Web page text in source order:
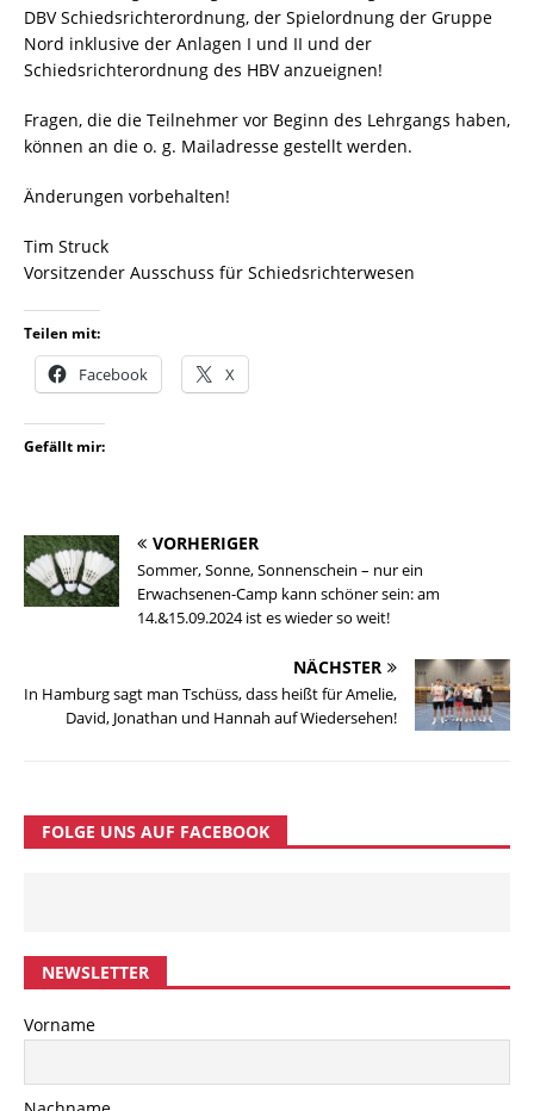
DBV Schiedsrichterordnung, der Spielordnung der Gruppe
Nord inklusive der Anlagen I und II und der
Schiedsrichterordnung des HBV anzueignen!
Fragen, die die Teilnehmer vor Beginn des Lehrgangs haben,
können an die o. g. Mailadresse gestellt werden.
Änderungen vorbehalten!
Tim Struck
Vorsitzender Ausschuss für Schiedsrichterwesen
Teilen mit:
Facebook X
Gefällt mir:
VORHERIGER
Sommer, Sonne, Sonnenschein – nur ein
Erwachsenen-Camp kann schöner sein: am
14.&15.09.2024 ist es wieder so weit!
NÄCHSTER
In Hamburg sagt man Tschüss, dass heißt für Amelie,
David, Jonathan und Hannah auf Wiedersehen!
FOLGE UNS AUF FACEBOOK
NEWSLETTER
Vorname